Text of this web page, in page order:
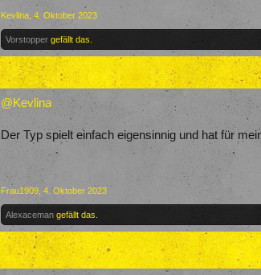
Kevlina 4. Oktober 2023
Vorstopper gefällt das.
@Kevlina
Der Typ spielt einfach eigensinnig und hat für
Frau1909 4. Oktober 2023
Alexaceman gefällt das.